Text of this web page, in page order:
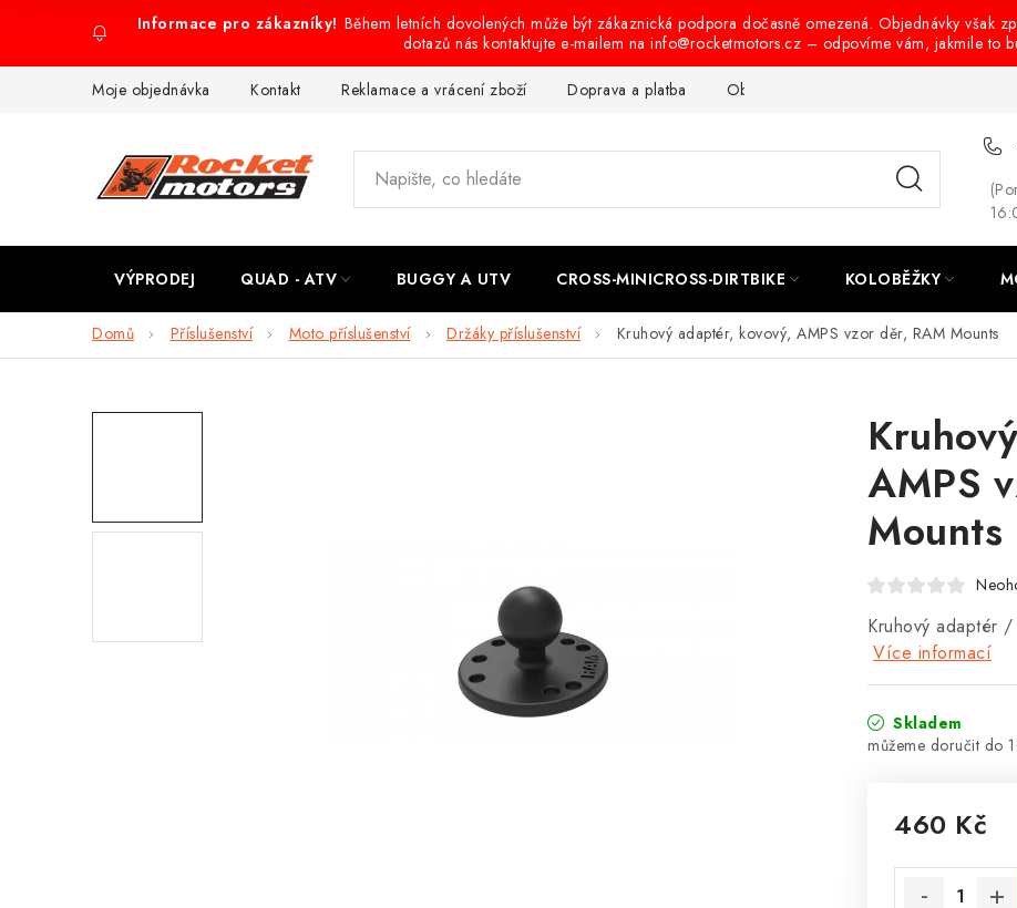
obsah
Během letních dovolených může být zákaznická podpora dočasně omezená. Objednávky však
dotazů nás kontaktujte e-mailem na info@rocketmotors.cz – odpovíme vám, jakmile to
Moje objednávka Kontakt Reklamace a vrácení zboží Doprava a platba Obchodní podmínky Podmínky
VÝPRODEJ QUAD - ATV BUGGY A UTV CROSS-MINICROSS-DIRTBIKE KOLOBĚŽKY
Domů Příslušenství Moto příslušenství Držáky příslušenství Kruhový adaptér, kovový, AMPS vzor děr, RAM Mounts
AMPS
Mounts
Kruhový adaptér
Více informací
Skladem
460 Kč